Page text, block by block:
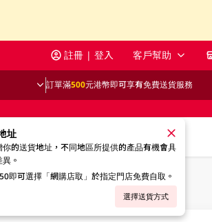
註冊 | 登入 客戶幫助
訂單滿500元港幣即可享有免費送貨服務
址
你的送貨地址，不同地區所提供的產品有機會具
。
即可選擇「網購店取」於指定門店免費自取。
選擇送貨方式